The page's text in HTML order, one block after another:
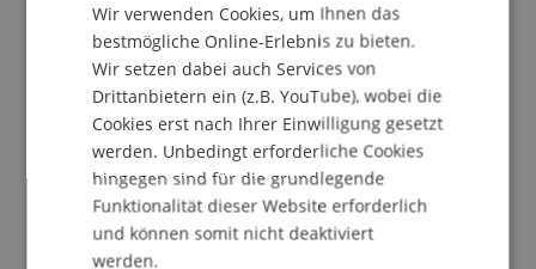
"Once upon a time in Liechtenstein" is the
Principality of Liechtenstein's first presence at the
International Architecture Exhibition, La Biennale.
Minister of Foreign Affairs, Education and
Culture, Dr. Aurelia Frick, invites to the vernissage
of the first Liechtenstein participation at the
International Architecture Exhibition, La Biennale.
Wir verwenden Cookies, um Ihnen das
bestmögliche Online-Erlebnis zu bieten.
Wir setzen dabei auch Services von
Drittanbietern ein (z.B. YouTube), wobei die
Cookies erst nach Ihrer Einwilligung gesetzt
werden. Unbedingt erforderliche Cookies
hingegen sind für die grundlegende
Funktionalität dieser Website erforderlich
und können somit nicht deaktiviert
werden.